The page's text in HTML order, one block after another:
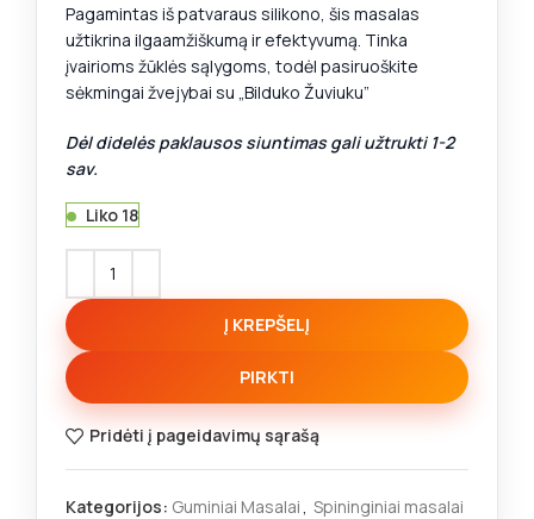
Pagamintas iš patvaraus silikono, šis masalas
užtikrina ilgaamžiškumą ir efektyvumą. Tinka
įvairioms žūklės sąlygoms, todėl pasiruoškite
sėkmingai žvejybai su „Bilduko Žuviuku”
Dėl didelės paklausos siuntimas gali užtrukti 1-2
sav.
Liko 18
Į KREPŠELĮ
PIRKTI
Pridėti į pageidavimų sąrašą
Kategorijos: Guminiai Masalai
Spininginiai masalai